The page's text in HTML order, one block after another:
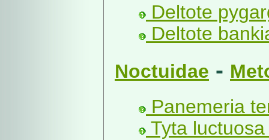
Deltote
Deltote
Noctuidae -
Panemeria
Tyta